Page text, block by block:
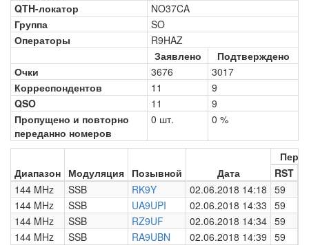
QTH-локатор
NO37CA
Группа
SO
Операторы
R9HAZ
Заявлено
Подтверждено
Очки
3676
3017
Корреспондентов
11
9
QSO
11
9
Пропущено и повторно
переданно номеров
0 шт. 0 %
Диапазон Модуляция Позывной Дата
RST
144 MHz
SSB RK9Y 02.06.2018 14:18 59
144 MHz
SSB UA9UPI 02.06.2018 14:33 59
144 MHz
SSB RZ9UF 02.06.2018 14:34 59
144 MHz
SSB RA9UBN 02.06.2018 14:39 59